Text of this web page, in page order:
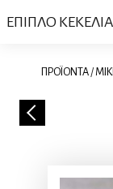
ΕΠΙΠΛΟ
ΠΡΟΪΟΝΤΑ/